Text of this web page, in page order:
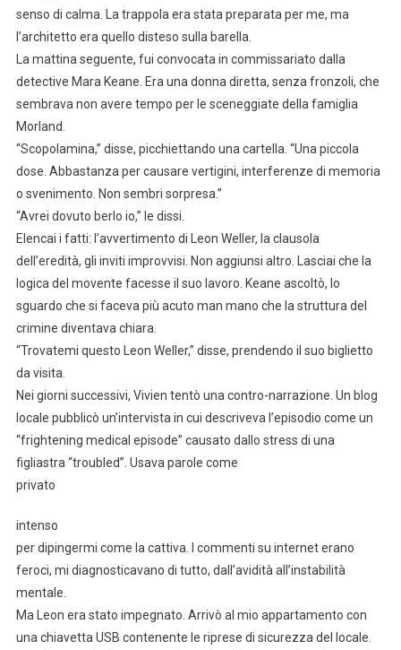
senso di calma. La trappola era stata preparata per me, ma
l’architetto era quello disteso sulla barella.
La mattina seguente, fui convocata in commissariato dalla
detective Mara Keane. Era una donna diretta, senza fronzoli, che
sembrava non avere tempo per le sceneggiate della famiglia
Morland.
“Scopolamina,” disse, picchiettando una cartella. “Una piccola
dose. Abbastanza per causare vertigini, interferenze di memoria
o svenimento. Non sembri sorpresa.”
“Avrei dovuto berlo io,” le dissi.
Elencai i fatti: l’avvertimento di Leon Weller, la clausola
dell’eredità, gli inviti improvvisi. Non aggiunsi altro. Lasciai che la
logica del movente facesse il suo lavoro. Keane ascoltò, lo
sguardo che si faceva più acuto man mano che la struttura del
crimine diventava chiara.
“Trovatemi questo Leon Weller,” disse, prendendo il suo biglietto
da visita.
Nei giorni successivi, Vivien tentò una contro-narrazione. Un blog
locale pubblicò un’intervista in cui descriveva l’episodio come un
“frightening medical episode” causato dallo stress di una
figliastra “troubled”. Usava parole come
privato
intenso
per dipingermi come la cattiva. I commenti su internet erano
feroci, mi diagnosticavano di tutto, dall’avidità all’instabilità
mentale.
Ma Leon era stato impegnato. Arrivò al mio appartamento con
una chiavetta USB contenente le riprese di sicurezza del locale.